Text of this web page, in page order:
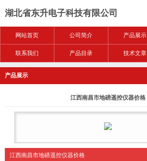
湖北省东升电子科技有限公司
网站首页 公司简介 产品展示
联系我们 产品目录 技术文章
产品展示
江西南昌市地磅遥控仪器价格
江西南昌市地磅遥控仪器价格